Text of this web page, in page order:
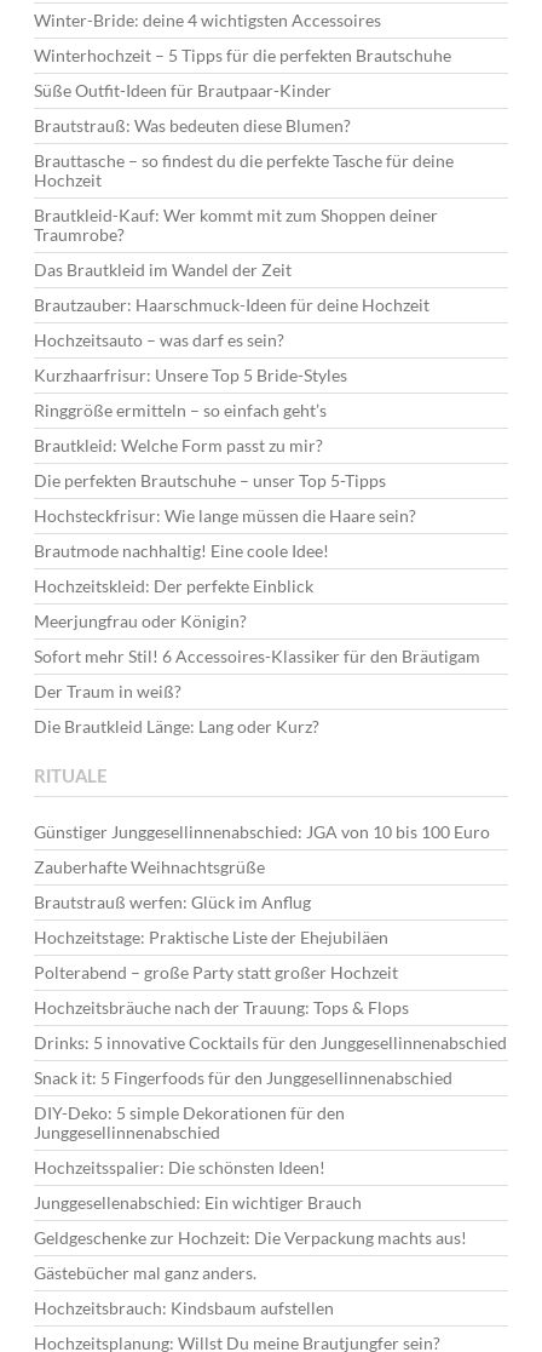
Winter-Bride: deine 4 wichtigsten Accessoires
Winterhochzeit – 5 Tipps für die perfekten Brautschuhe
Süße Outfit-Ideen für Brautpaar-Kinder
Brautstrauß: Was bedeuten diese Blumen?
Brauttasche – so findest du die perfekte Tasche für deine
Hochzeit
Brautkleid-Kauf: Wer kommt mit zum Shoppen deiner
Traumrobe?
Das Brautkleid im Wandel der Zeit
Brautzauber: Haarschmuck-Ideen für deine Hochzeit
Hochzeitsauto – was darf es sein?
Kurzhaarfrisur: Unsere Top 5 Bride-Styles
Ringgröße ermitteln – so einfach geht’s
Brautkleid: Welche Form passt zu mir?
Die perfekten Brautschuhe – unser Top 5-Tipps
Hochsteckfrisur: Wie lange müssen die Haare sein?
Brautmode nachhaltig! Eine coole Idee!
Hochzeitskleid: Der perfekte Einblick
Meerjungfrau oder Königin?
Sofort mehr Stil! 6 Accessoires-Klassiker für den Bräutigam
Der Traum in weiß?
Die Brautkleid Länge: Lang oder Kurz?
RITUALE
Günstiger Junggesellinnenabschied: JGA von 10 bis 100 Euro
Zauberhafte Weihnachtsgrüße
Brautstrauß werfen: Glück im Anflug
Hochzeitstage: Praktische Liste der Ehejubiläen
Polterabend – große Party statt großer Hochzeit
Hochzeitsbräuche nach der Trauung: Tops & Flops
Drinks: 5 innovative Cocktails für den Junggesellinnenabschied
Snack it: 5 Fingerfoods für den Junggesellinnenabschied
DIY-Deko: 5 simple Dekorationen für den
Junggesellinnenabschied
Hochzeitsspalier: Die schönsten Ideen!
Junggesellenabschied: Ein wichtiger Brauch
Geldgeschenke zur Hochzeit: Die Verpackung machts aus!
Gästebücher mal ganz anders.
Hochzeitsbrauch: Kindsbaum aufstellen
Hochzeitsplanung: Willst Du meine Brautjungfer sein?